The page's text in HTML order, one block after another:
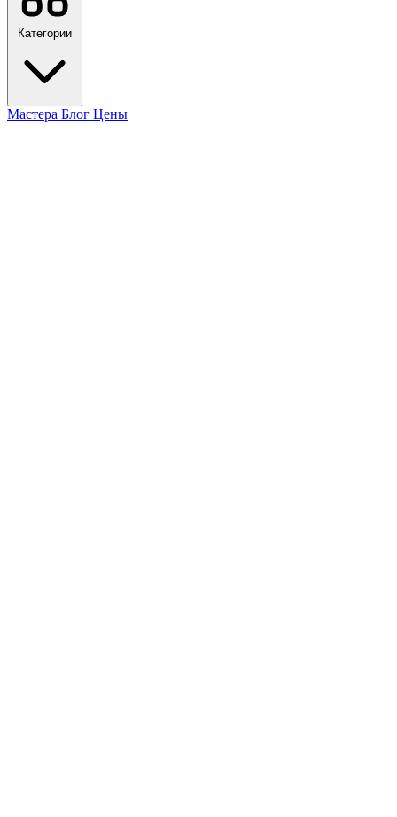
Категории
Мастера Блог Цены